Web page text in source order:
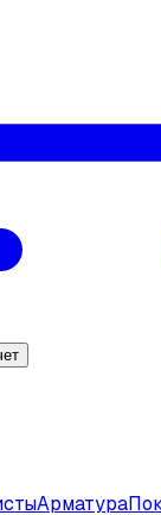
Арматура